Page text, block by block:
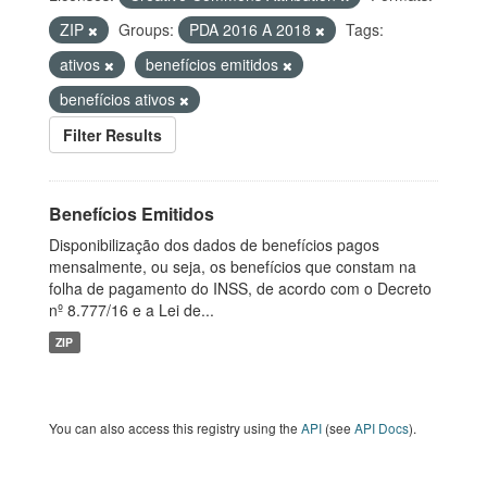
ZIP
Groups: PDA 2016 A 2018
Tags:
ativos
benefícios emitidos
benefícios ativos
Filter Results
Benefícios Emitidos
Disponibilização dos dados de benefícios pagos
mensalmente, ou seja, os benefícios que constam na
folha de pagamento do INSS, de acordo com o Decreto
nº 8.777/16 e a Lei de...
ZIP
You can also access this registry using the API (see API Docs).